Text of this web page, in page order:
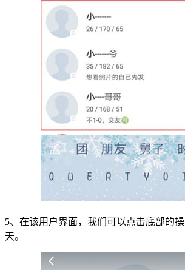
5、在该用户界面，我们可以点击底部的
天。